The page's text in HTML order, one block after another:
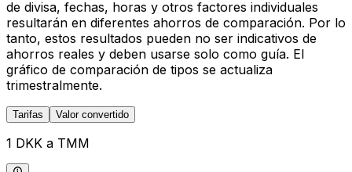
de divisa, fechas, horas y otros factores individuales
resultarán en diferentes ahorros de comparación. Por lo
tanto, estos resultados pueden no ser indicativos de
ahorros reales y deben usarse solo como guía. El
gráfico de comparación de tipos se actualiza
trimestralmente.
Tarifas Valor convertido
1 DKK a TMM